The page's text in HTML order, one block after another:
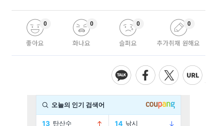
좋아요
0
화나요
0
슬퍼요
0
추가취재 원해요
0